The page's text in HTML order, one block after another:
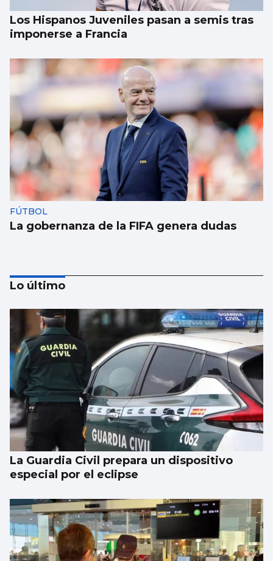
Los Hispanos Juveniles pasan a semis tras
imponerse a Francia
FÚTBOL
La gobernanza de la FIFA genera dudas
Taparse la boca, amarilla
Lo último
La Guardia Civil prepara un dispositivo
especial por el eclipse